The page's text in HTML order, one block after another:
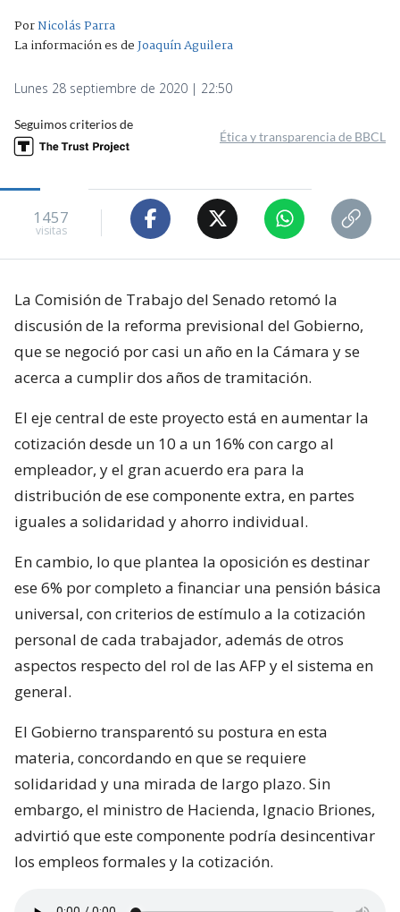
PorNicolás Parra
La información es deJoaquín Aguilera
Lunes 28 septiembre de 2020 | 22:50
Seguimos criterios de
Ética y transparencia de BBCL
1457
visitas
La Comisión de Trabajo del Senado retomó la
discusión de la reforma previsional del Gobierno,
que se negoció por casi un año en la Cámara y se
acerca a cumplir dos años de tramitación.
El eje central de este proyecto está en aumentar la
cotización desde un 10 a un 16% con cargo al
empleador, y el gran acuerdo era para la
distribución de ese componente extra, en partes
iguales a solidaridad y ahorro individual.
En cambio, lo que plantea la oposición es destinar
ese 6% por completo a financiar una pensión básica
universal, con criterios de estímulo a la cotización
personal de cada trabajador, además de otros
aspectos respecto del rol de las AFP y el sistema en
general.
El Gobierno transparentó su postura en esta
materia, concordando en que se requiere
solidaridad y una mirada de largo plazo. Sin
embargo, el ministro de Hacienda, Ignacio Briones,
advirtió que este componente podría desincentivar
los empleos formales y la cotización.